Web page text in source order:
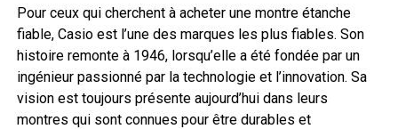
Pour ceux qui cherchent à acheter une montre étanche
fiable, Casio est l’une des marques les plus fiables. Son
histoire remonte à 1946, lorsqu’elle a été fondée par un
ingénieur passionné par la technologie et l’innovation. Sa
vision est toujours présente aujourd’hui dans leurs
montres qui sont connues pour être durables et